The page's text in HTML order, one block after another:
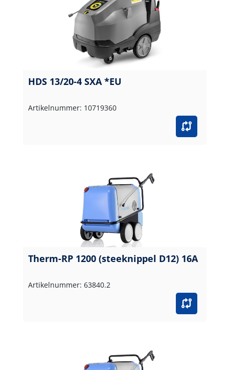
HDS 13/20-4 SXA *EU
Artikelnummer: 10719360
Therm-RP 1200 (steeknippel D12) 16A
Artikelnummer: 63840.2